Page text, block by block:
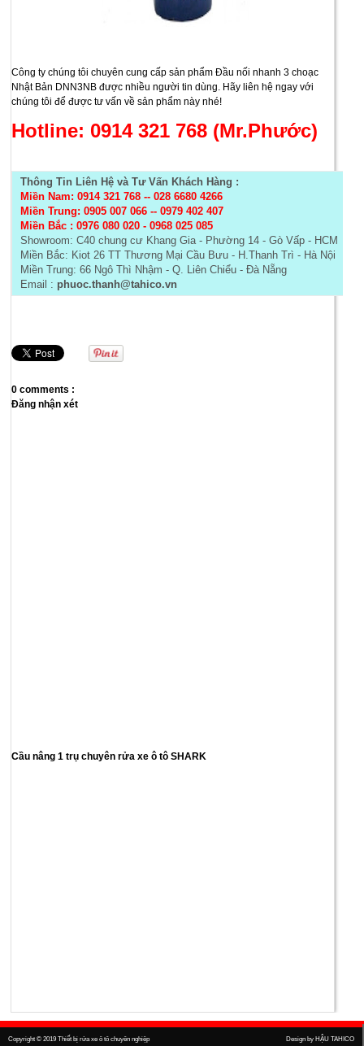
Công ty chúng tôi chuyên cung cấp sản phẩm Đầu nối nhanh 3 choạc
Nhật Bản DNN3NB được nhiều người tin dùng. Hãy liên hệ ngay với
chúng tôi để được tư vấn về sản phẩm này nhé!
Hotline: 0914 321 768 (Mr.Phước)
Thông Tin Liên Hệ và Tư Vấn Khách Hàng :
Miền Nam: 0914 321 768 --028 6680 4266
Miền Trung: 0905 007 066 -- 0979 402 407
Miền Bắc :0976 080 020 - 0968 025 085
Showroom: C40 chung cư Khang Gia - Phường 14 - Gò Vấp - HCM
Miền Bắc: Kiot 26 TT Thương Mại Cầu Bưu - H.Thanh Trì - Hà Nội
Miền Trung: 66 Ngô Thì Nhậm - Q. Liên Chiểu - Đà Nẵng
Email : phuoc.thanh@tahico.vn
0 comments :
Đăng nhận xét
Cầu nâng 1 trụ chuyên rửa xe ô tô SHARK
Copyright © 2019 Thiết bị rửa xe ô tô chuyên nghiệp Design by HẬU TAHICO